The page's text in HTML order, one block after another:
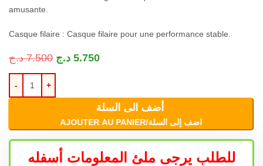
amusante.
Casque filaire : Casque filaire pour une performance stable.
7.500 د.ج 5.750 د.ج
أضف الى السلة
AJOUTER AU PANIER/اضف إلى السلة
للطلب يرجى ملئ المعلومات أسفله